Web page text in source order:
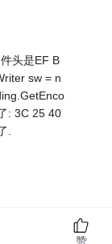
头是EF B
sw = n
: 3C 25 40
.
赞